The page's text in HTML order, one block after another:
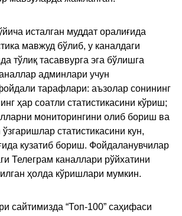
исталган муддат оралиғида
мавжуд бўлиб, у каналдаги
тўлиқ тасаввурга эга бўлишга
админлари учун
тарафлари: аъзолар сонининг
ҳар соатли статистикасини кўриш;
мониторингини олиб бориш ва
статистикасини кун,
кузатиб бориш. Фойдаланувчилар
Телеграм каналлари рўйхатини
ҳолда кўришлари мумкин.
сайтимизда “Топ-100” саҳифаси